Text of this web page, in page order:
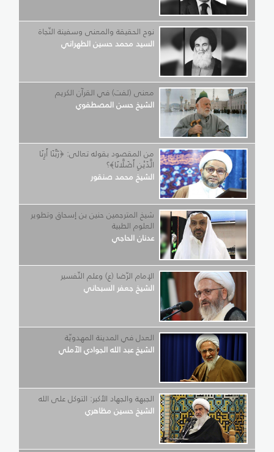
نوح الحقيقة والمعنى وسفينة النّجاة
السيد محمد حسين الطهراني
معنى (لفت) في القرآن الكريم
الشيخ حسن المصطفوي
من المقصود بقوله تعالى: ﴿رَبَّنَا أَرِنَا
الَّذَيْنِ أَضَلَّانَا﴾؟
الشيخ محمد صنقور
شيخ المترجمين حنين بن إسحاق وتطوير
العلوم الطبية
عدنان الحاجي
الإمام الرّضا (ع) وعلم التّفسير
الشيخ جعفر السبحاني
العدل في المدينة المهدويّة
الشيخ عبد الله الجوادي الآملي
الجبهة والجهاد الأكبر: التوكل على الله
الشيخ حسين مظاهري